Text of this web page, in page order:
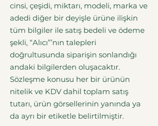
cinsi, çeşidi, miktarı, modeli, marka ve
adedi diğer bir deyişle ürüne ilişkin
tüm bilgiler ile satış bedeli ve ödeme
şekli, “Alıcı”’nın talepleri
doğrultusunda siparişin sonlandığı
andaki bilgilerden oluşacaktır.
Sözleşme konusu her bir ürünün
nitelik ve KDV dahil toplam satış
tutarı, ürün görsellerinin yanında ya
da ayrı bir etiketle belirtilmiştir.